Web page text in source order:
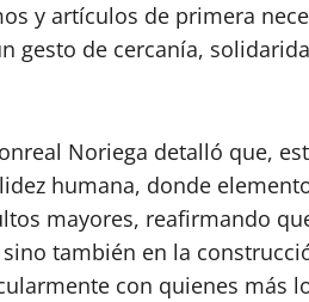
y artículos de primera
gesto de cercanía,
Noriega detalló que,
humana, donde
mayores, reafirmando
también en la
con quienes más